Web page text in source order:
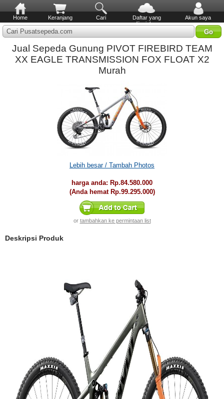
Home Keranjang Cari
Daftar yang
diinginkan
Akun saya
Cari Pusatsepeda.com
Jual Sepeda Gunung PIVOT FIREBIRD TEAM
XX EAGLE TRANSMISSION FOX FLOAT X2
Murah
Lebih besar / Tambah Photos
harga anda: Rp.84.580.000
(Anda hemat Rp.99.295.000)
or tambahkan ke permintaan list
Deskripsi Produk